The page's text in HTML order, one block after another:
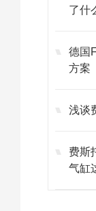
了什
德国
方案
浅谈
费斯
气缸